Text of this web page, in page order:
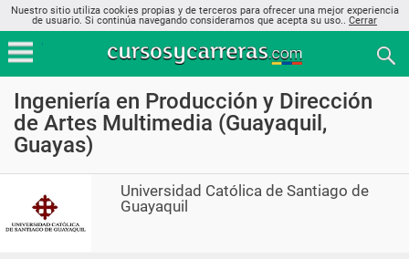
Nuestro sitio utiliza cookies propias y de terceros para ofrecer una mejor experiencia
de usuario. Si continúa navegando consideramos que acepta su uso.. Cerrar
Ingeniería en Producción y Dirección
de Artes Multimedia (Guayaquil,
Guayas)
Universidad Católica de Santiago de
Guayaquil